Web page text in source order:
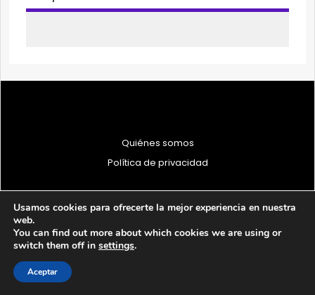
Quiénes somos
Política de privacidad
© 1997 - 2026 PRODU - Todos los derechos reservados
Usamos cookies para ofrecerte la mejor experiencia en nuestra
web.
You can find out more about which cookies we are using or
switch them off in settings.
Aceptar